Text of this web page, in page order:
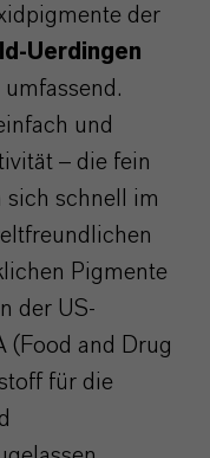
der
Uerdingen
und
– die fein
sich schnell im
Pigmente
der US-
(Food and Drug
für die